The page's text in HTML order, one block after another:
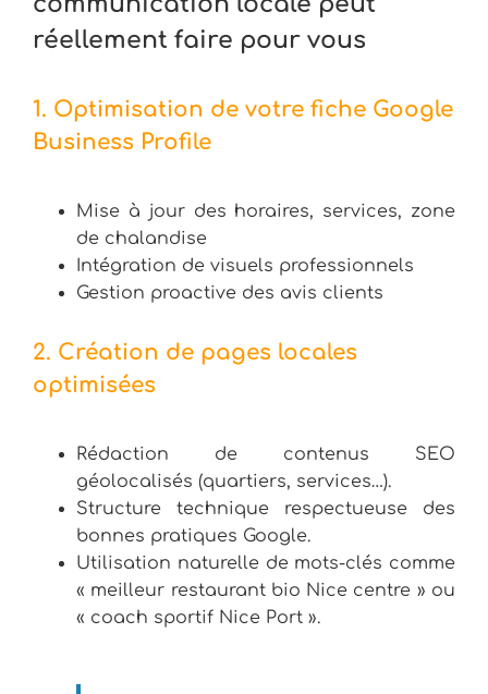
réellement faire pour vous
1. Optimisation de votre fiche Google
Business Profile
Mise à jour des horaires, services, zone
de chalandise
Intégration de visuels professionnels
Gestion proactive des avis clients
2. Création de pages locales
optimisées
Rédaction de contenus SEO
géolocalisés (quartiers, services…).
Structure technique respectueuse des
bonnes pratiques Google.
Utilisation naturelle de mots-clés comme
« meilleur restaurant bio Nice centre » ou
« coach sportif Nice Port ».